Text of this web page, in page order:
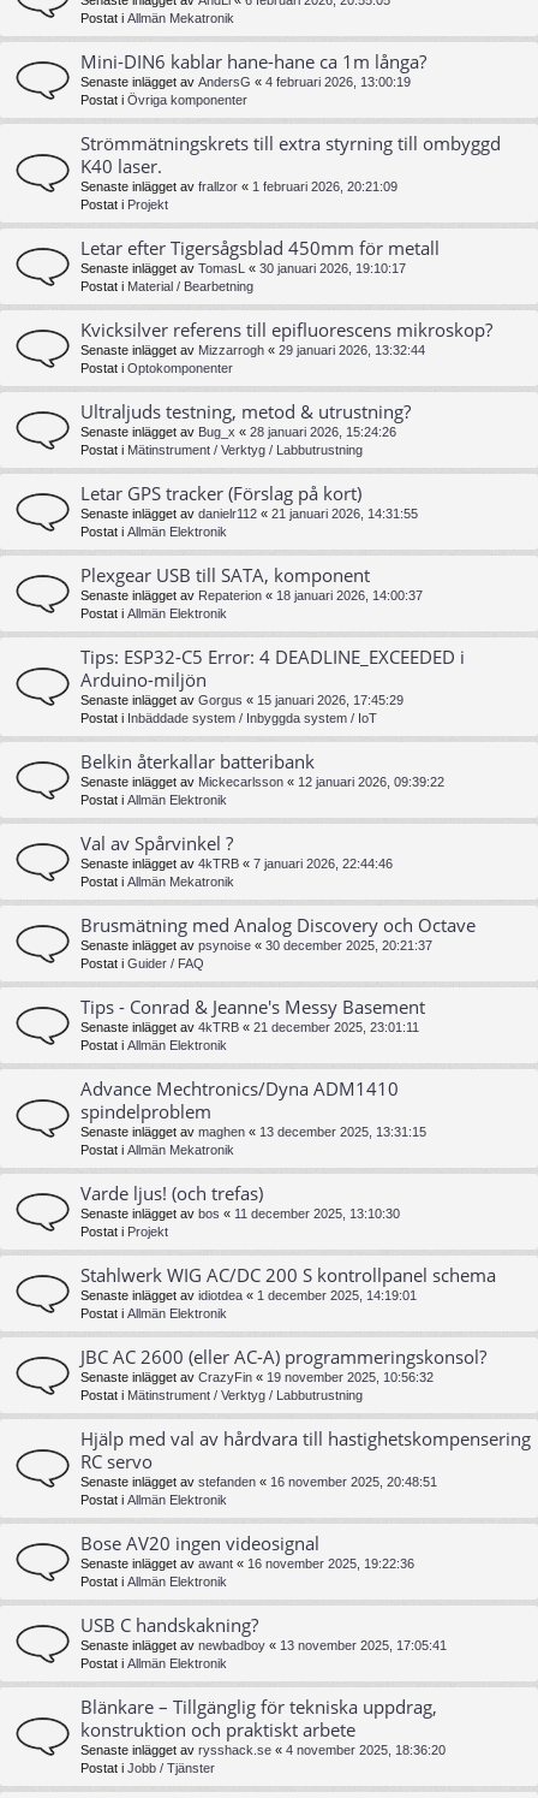
Postat i Allmän Mekatronik
Mini-DIN6 kablar hane-hane ca 1m långa?
Senaste inlägget av AndersG « 4 februari 2026, 13:00:19
Postat i Övriga komponenter
Strömmätningskrets till extra styrning till ombyggd
K40 laser.
Senaste inlägget av frallzor « 1 februari 2026, 20:21:09
Postat i Projekt
Letar efter Tigersågsblad 450mm för metall
Senaste inlägget av TomasL « 30 januari 2026, 19:10:17
Postat i Material / Bearbetning
Kvicksilver referens till epifluorescens mikroskop?
Senaste inlägget av Mizzarrogh « 29 januari 2026, 13:32:44
Postat i Optokomponenter
Ultraljuds testning, metod & utrustning?
Senaste inlägget av Bug_x « 28 januari 2026, 15:24:26
Postat i Mätinstrument / Verktyg / Labbutrustning
Letar GPS tracker (Förslag på kort)
Senaste inlägget av danielr112 « 21 januari 2026, 14:31:55
Postat i Allmän Elektronik
Plexgear USB till SATA, komponent
Senaste inlägget av Repaterion « 18 januari 2026, 14:00:37
Postat i Allmän Elektronik
Tips: ESP32-C5 Error: 4 DEADLINE_EXCEEDED i
Arduino-miljön
Senaste inlägget av Gorgus « 15 januari 2026, 17:45:29
Postat i Inbäddade system / Inbyggda system / IoT
Belkin återkallar batteribank
Senaste inlägget av Mickecarlsson « 12 januari 2026, 09:39:22
Postat i Allmän Elektronik
Val av Spårvinkel ?
Senaste inlägget av 4kTRB « 7 januari 2026, 22:44:46
Postat i Allmän Mekatronik
Brusmätning med Analog Discovery och Octave
Senaste inlägget av psynoise « 30 december 2025, 20:21:37
Postat i Guider / FAQ
Tips - Conrad & Jeanne's Messy Basement
Senaste inlägget av 4kTRB « 21 december 2025, 23:01:11
Postat i Allmän Elektronik
Advance Mechtronics/Dyna ADM1410
spindelproblem
Senaste inlägget av maghen « 13 december 2025, 13:31:15
Postat i Allmän Mekatronik
Varde ljus! (och trefas)
Senaste inlägget av bos « 11 december 2025, 13:10:30
Postat i Projekt
Stahlwerk WIG AC/DC 200 S kontrollpanel schema
Senaste inlägget av idiotdea « 1 december 2025, 14:19:01
Postat i Allmän Elektronik
JBC AC 2600 (eller AC-A) programmeringskonsol?
Senaste inlägget av CrazyFin « 19 november 2025, 10:56:32
Postat i Mätinstrument / Verktyg / Labbutrustning
Hjälp med val av hårdvara till hastighetskompensering
RC servo
Senaste inlägget av stefanden « 16 november 2025, 20:48:51
Postat i Allmän Elektronik
Bose AV20 ingen videosignal
Senaste inlägget av awant « 16 november 2025, 19:22:36
Postat i Allmän Elektronik
USB C handskakning?
Senaste inlägget av newbadboy « 13 november 2025, 17:05:41
Postat i Allmän Elektronik
Blänkare – Tillgänglig för tekniska uppdrag,
konstruktion och praktiskt arbete
Senaste inlägget av rysshack.se « 4 november 2025, 18:36:20
Postat i Jobb / Tjänster